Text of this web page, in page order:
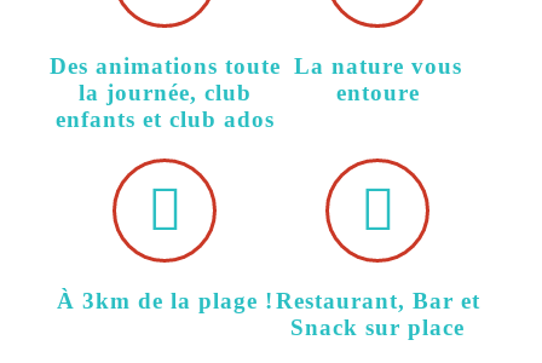
Des animations toute
la journée, club
enfants et club ados
La nature vous
entoure
À 3km de la plage !Restaurant, Bar et
Snack sur place